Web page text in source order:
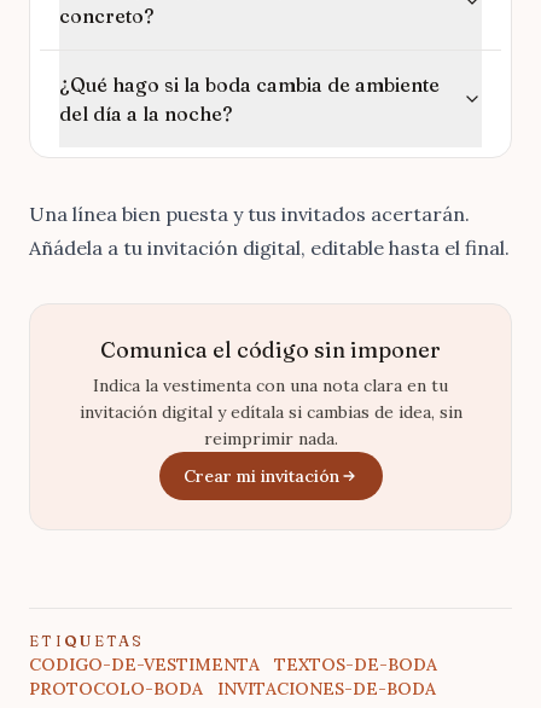
concreto?
¿Qué hago si la boda cambia de ambiente
del día a la noche?
Una línea bien puesta y tus invitados acertarán.
Añádela a tu invitación digital, editable hasta el final.
Comunica el código sin imponer
Indica la vestimenta con una nota clara en tu
invitación digital y edítala si cambias de idea, sin
reimprimir nada.
Crear mi invitación
ETIQUETAS
CODIGO-DE-VESTIMENTA
TEXTOS-DE-BODA
PROTOCOLO-BODA
INVITACIONES-DE-BODA